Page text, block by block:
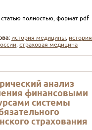
статью полностью, формат pdf
история медицины, история
,страховая медицина
анализ
финансовыми
системы
страхования